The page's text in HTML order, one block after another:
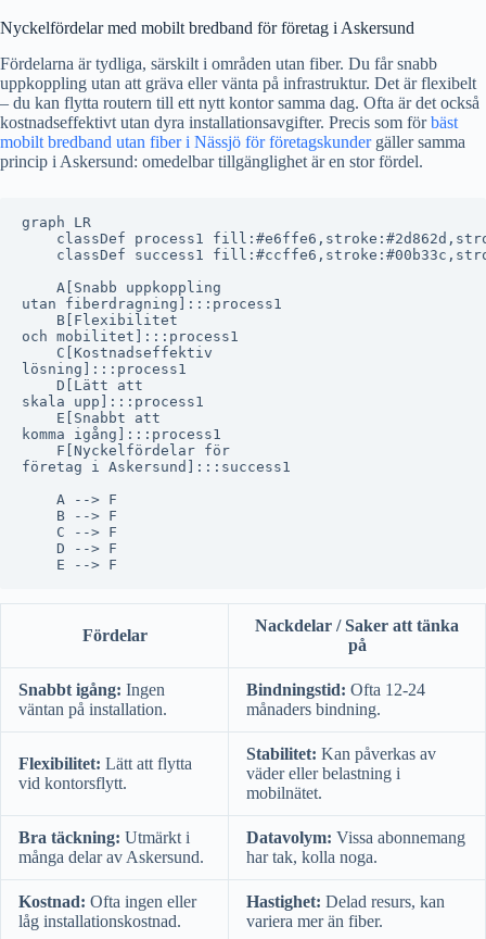
Nyckelfördelar med mobilt bredband för företag i Askersund
Fördelarna är tydliga, särskilt i områden utan fiber. Du får snabb
uppkoppling utan att gräva eller vänta på infrastruktur. Det är flexibelt
– du kan flytta routern till ett nytt kontor samma dag. Ofta är det också
kostnadseffektivt utan dyra installationsavgifter. Precis som förbäst
mobilt bredband utan fiber i Nässjö för företagskundergäller samma
princip i Askersund: omedelbar tillgänglighet är en stor fördel.
graph LR
classDef process1
classDef success1
    A[Snabb uppkoppling
utan fiberdragning]:::process1
    B[Flexibilitet
och mobilitet]:::process1
    C[Kostnadseffektiv
lösning]:::process1
    D[Lätt att
skala upp]:::process1
    E[Snabbt att
komma igång]:::process1
    F[Nyckelfördelar för
företag i Askersund]:::success1
    A --> F
    B --> F
    C --> F
    D --> F
Fördelar
Nackdelar / Saker att tänka
på
Snabbt igång: Ingen
väntan på installation.
Bindningstid: Ofta 12-24
månaders bindning.
Flexibilitet: Lätt att flytta
vid kontorsflytt.
Stabilitet: Kan påverkas av
väder eller belastning i
mobilnätet.
Bra täckning: Utmärkt i
många delar av Askersund.
Datavolym: Vissa abonnemang
har tak, kolla noga.
Kostnad: Ofta ingen eller
låg installationskostnad.
Hastighet: Delad resurs, kan
variera mer än fiber.